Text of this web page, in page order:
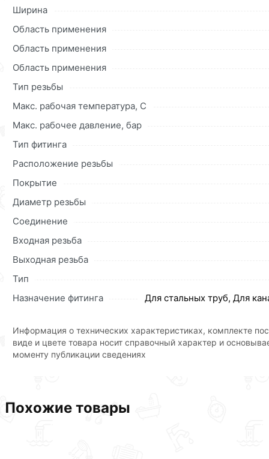
купленного товарa в течение 30 дней (наличие чека
Ширина
Область применения
Область применения
Область применения
Тип резьбы
Макс. рабочая температура, C
Макс. рабочее давление, бар
Тип фитинга
Расположение резьбы
Покрытие
Диаметр резьбы
Соединение
Входная резьба
Выходная резьба
Тип
Назначение фитинга
Для стальных труб, Для
Информация о технических характеристиках, комплекте
виде и цвете товара носит справочный характер и
моменту публикации сведениях
Похожие товары